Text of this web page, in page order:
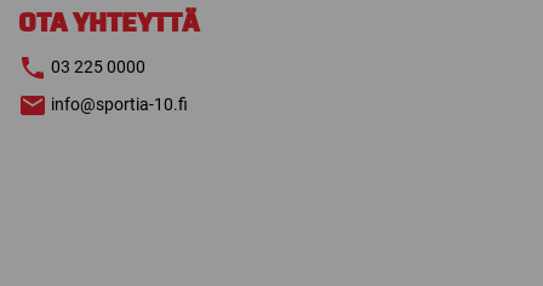
OTA YHTEYTTÄ
03 225 0000
info@sportia-10.fi